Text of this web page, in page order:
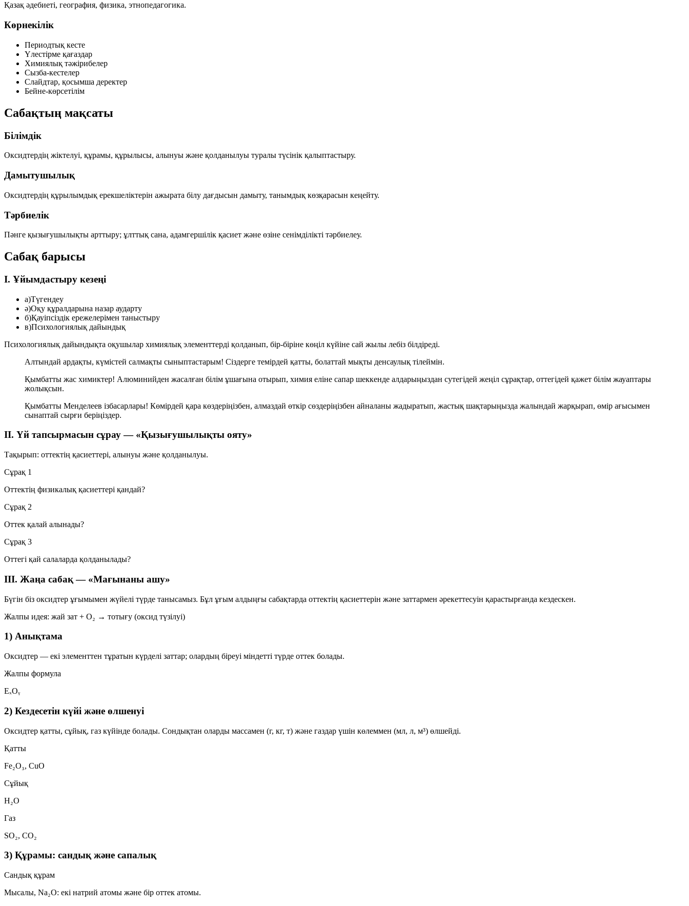
Қазақ әдебиеті, география, физика, этнопедагогика.
Көрнекілік
Периодтық кесте
Үлестірме қағаздар
Химиялық тәжірибелер
Сызба-кестелер
Слайдтар, қосымша деректер
Бейне-көрсетілім
Сабақтың мақсаты
Білімдік
Оксидтердің жіктелуі, құрамы, құрылысы, алынуы және қолданылуы туралы түсінік қалыптастыру.
Дамытушылық
Оксидтердің құрылымдық ерекшеліктерін ажырата білу дағдысын дамыту, танымдық көзқарасын кеңейту.
Тәрбиелік
Пәнге қызығушылықты арттыру; ұлттық сана, адамгершілік қасиет және өзіне сенімділікті тәрбиелеу.
Сабақ барысы
I. Ұйымдастыру кезеңі
а)Түгендеу
ә)Оқу құралдарына назар аударту
б)Қауіпсіздік ережелерімен таныстыру
в)Психологиялық дайындық
Психологиялық дайындықта оқушылар химиялық элементтерді қолданып, бір-біріне көңіл күйіне сай жылы лебіз білдіреді.
Алтындай ардақты, күмістей салмақты сыныптастарым! Сіздерге темірдей қатты, болаттай мықты денсаулық тілеймін.
Қымбатты жас химиктер! Алюминийден жасалған білім ұшағына отырып, химия еліне сапар шеккенде алдарыңыздан сутегідей жеңіл сұрақтар, оттегідей қажет білім жауаптары
жолықсын.
Қымбатты Менделеев ізбасарлары! Көмірдей қара көздеріңізбен, алмаздай өткір сөздеріңізбен айналаны жадыратып, жастық шақтарыңызда жалындай жарқырап, өмір ағысымен
сынаптай сырғи беріңіздер.
II. Үй тапсырмасын сұрау — «Қызығушылықты ояту»
Тақырып: оттектің қасиеттері, алынуы және қолданылуы.
Сұрақ 1
Оттектің физикалық қасиеттері қандай?
Сұрақ 2
Оттек қалай алынады?
Сұрақ 3
Оттегі қай салаларда қолданылады?
III. Жаңа сабақ — «Мағынаны ашу»
Бүгін біз оксидтер ұғымымен жүйелі түрде танысамыз. Бұл ұғым алдыңғы сабақтарда оттектің қасиеттерін және заттармен әрекеттесуін қарастырғанда кездескен.
Жалпы идея: жай зат + O₂ → тотығу (оксид түзілуі)
1) Анықтама
Оксидтер — екі элементтен тұратын күрделі заттар; олардың біреуі міндетті түрде оттек болады.
Жалпы формула
EₓOᵧ
2) Кездесетін күйі және өлшенуі
Оксидтер қатты, сұйық, газ күйінде болады. Сондықтан оларды массамен (г, кг, т) және газдар үшін көлеммен (мл, л, м³) өлшейді.
Қатты
Fe₂O₃, CuO
Сұйық
H₂O
Газ
SO₂, CO₂
3) Құрамы: сандық және сапалық
Сандық құрам
Мысалы, Na₂O: екі натрий атомы және бір оттек атомы.